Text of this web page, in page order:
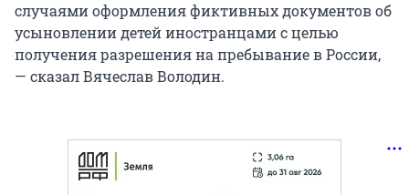
случаями оформления фиктивных документов об
усыновлении детей иностранцами с целью
получения разрешения на пребывание в России,
— сказал Вячеслав Володин.